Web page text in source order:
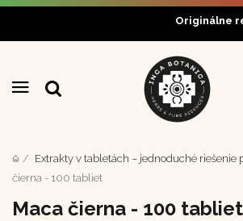
Originálne
Extrakty v tabletách – jednoduché riešenie
čierna - 100 tabliet
Maca čierna - 100 tabliet